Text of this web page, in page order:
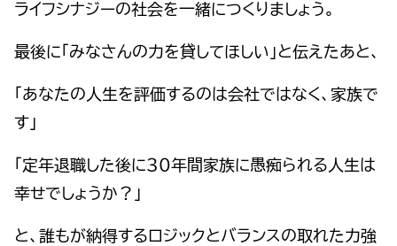
ライフシナジーの社会を一緒につくりましょう。
最後に「みなさんの力を貸してほしい」と伝えたあと、
「あなたの人生を評価するのは会社ではなく、家族で
す」
「定年退職した後に３０年間家族に愚痴られる人生は
幸せでしょうか？」
と、誰もが納得するロジックとバランスの取れた力強